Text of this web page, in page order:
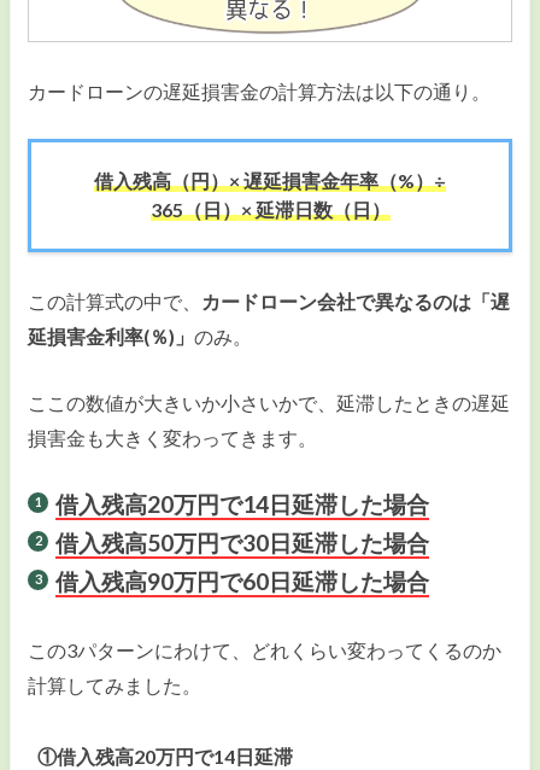
カードローンの遅延損害金の計算方法は以下の通り。
借入残高（円）× 遅延損害金年率（%）÷
365（日）× 延滞日数（日）
この計算式の中で、 カードローン会社で異なるのは「遅
延損害金利率(％)」のみ。
ここの数値が大きいか小さいかで、延滞したときの遅延
損害金も大きく変わってきます。
借入残高20万円で14日延滞した場合
借入残高50万円で30日延滞した場合
借入残高90万円で60日延滞した場合
この3パターンにわけて、どれくらい変わってくるのか
計算してみました。
①借入残高20万円で14日延滞